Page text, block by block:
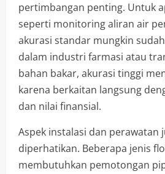
pertimbangan penting. Untuk
seperti monitoring aliran air
akurasi standar mungkin
dalam industri farmasi atau
bahan bakar, akurasi tinggi
karena berkaitan langsung
dan nilai finansial.
Aspek instalasi dan perawatan
diperhatikan. Beberapa jenis
membutuhkan pemotongan